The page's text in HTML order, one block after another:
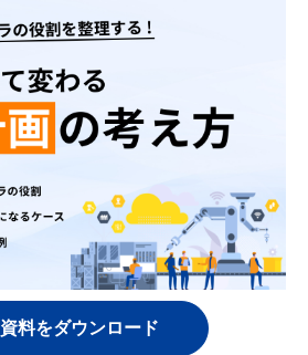
資料をダウンロード